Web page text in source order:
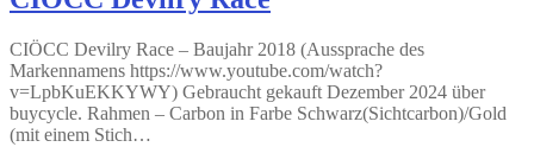
CIÖCC Devilry Race – Baujahr 2018 (Aussprache des
Markennamens https://www.youtube.com/watch?
v=LpbKuEKKYWY) Gebraucht gekauft Dezember 2024 über
buycycle. Rahmen – Carbon in Farbe Schwarz(Sichtcarbon)/Gold
(mit einem Stich…